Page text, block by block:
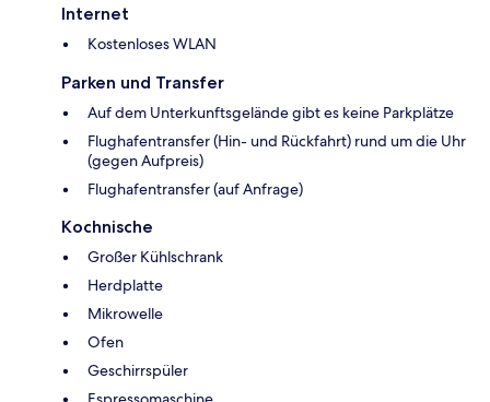
Internet
Kostenloses WLAN
Parken und Transfer
Auf dem Unterkunftsgelände gibt es keine Parkplätze
Flughafentransfer (Hin- und Rückfahrt) rund um die Uhr
(gegen Aufpreis)
Flughafentransfer (auf Anfrage)
Kochnische
Großer Kühlschrank
Herdplatte
Mikrowelle
Ofen
Geschirrspüler